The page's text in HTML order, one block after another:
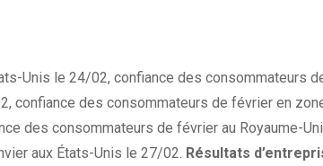
Unis le 24/02, confiance des consommateurs
confiance des consommateurs de février en
des consommateurs de février au Royaume-
aux États-Unis le 27/02. Résultats